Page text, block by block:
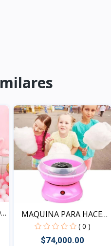
MAQUINA PARA HACER
ALGO...
( 0 )
$74,000.00